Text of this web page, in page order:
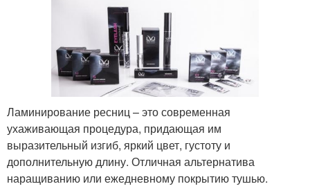
Ламинирование ресниц – это современная
ухаживающая процедура, придающая им
выразительный изгиб, яркий цвет, густоту и
дополнительную длину. Отличная альтернатива
наращиванию или ежедневному покрытию тушью.